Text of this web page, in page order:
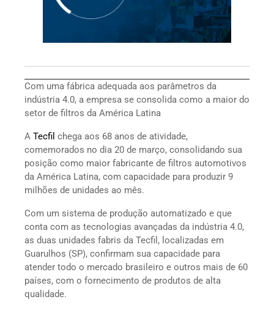
Com uma fábrica adequada aos parâmetros da
indústria 4.0, a empresa se consolida como a maior do
setor de filtros da América Latina
A Tecfil chega aos 68 anos de atividade,
comemorados no dia 20 de março, consolidando sua
posição como maior fabricante de filtros automotivos
da América Latina, com capacidade para produzir 9
milhões de unidades ao mês.
Com um sistema de produção automatizado e que
conta com as tecnologias avançadas da indústria 4.0,
as duas unidades fabris da Tecfil, localizadas em
Guarulhos (SP), confirmam sua capacidade para
atender todo o mercado brasileiro e outros mais de 60
países, com o fornecimento de produtos de alta
qualidade.